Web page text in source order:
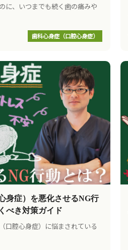
に、いつまでも続く歯の痛みや
歯科心身症（口腔心身症）
身症）を悪化させるNG行
べき対策ガイド
口腔心身症）に悩まされている